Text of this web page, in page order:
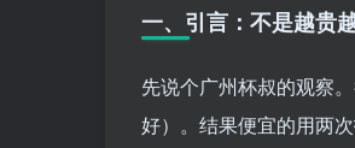
一、引言：不是越贵
先说个广州杯叔的观察
好）。结果便宜的用两